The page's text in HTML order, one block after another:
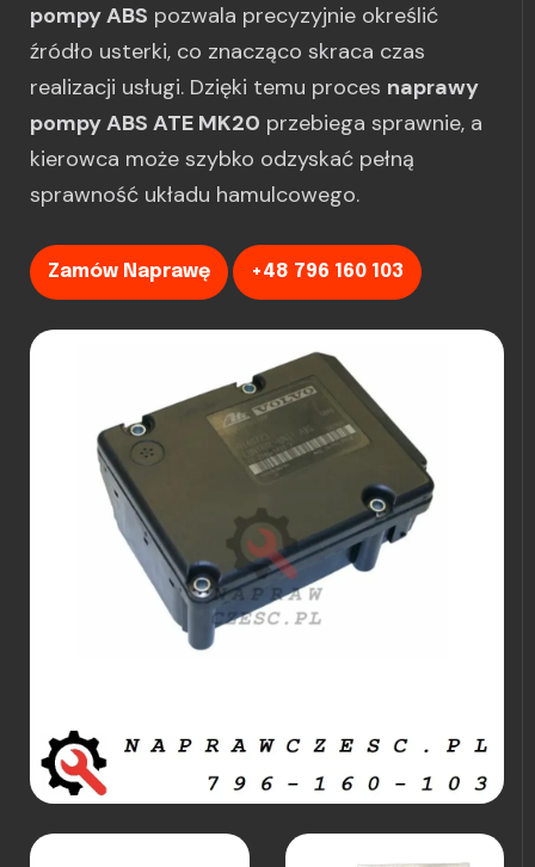
pompy ABS pozwala precyzyjnie określić
źródło usterki, co znacząco skraca czas
realizacji usługi. Dzięki temu proces naprawy
pompy ABS ATE MK20 przebiega sprawnie, a
kierowca może szybko odzyskać pełną
sprawność układu hamulcowego.
Zamów Naprawę +48 796 160 103